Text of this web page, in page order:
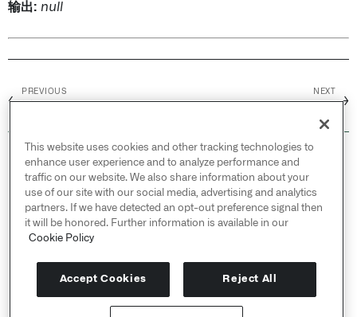
输出: null
←
PREVIOUS NEXT
→
© 2026 Palantir Technologies Inc. All rights
reserved.
Cookies Statement ↗
Privacy Statement ↗
Terms of Use ↗
Do Not Sell or Share My Personal Information
This website uses cookies and other tracking technologies to
enhance user experience and to analyze performance and
traffic on our website. We also share information about your
use of our site with our social media, advertising and analytics
partners. If we have detected an opt-out preference signal then
it will be honored. Further information is available in our
Cookie Policy
Accept Cookies Reject All